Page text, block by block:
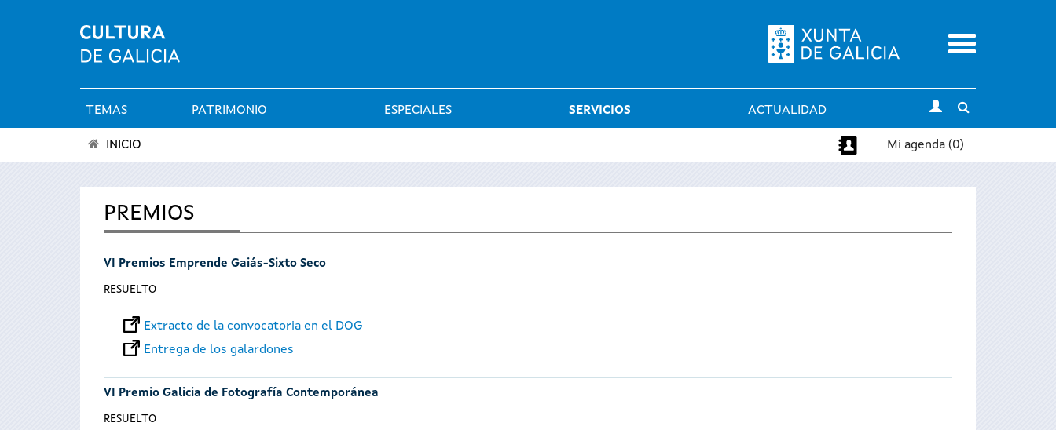
Menu
Menú
principal
TEMAS PATRIMONIO ESPECIALES SERVICIOS ACTUALIDAD
search
encuentra
aquí
INICIO Mi agenda (0)
PREMIOS
VI Premios Emprende Gaiás-Sixto Seco
RESUELTO
Extracto de la convocatoria en el DOG
Entrega de los galardones
VI Premio Galicia de Fotografía Contemporánea
RESUELTO